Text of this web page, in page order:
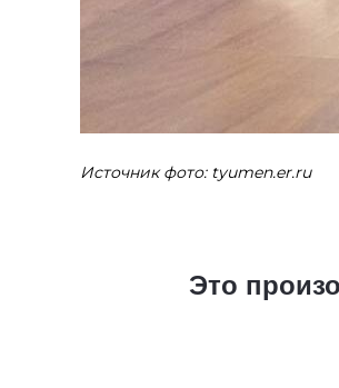
Источник фото: tyumen.er.ru
Это